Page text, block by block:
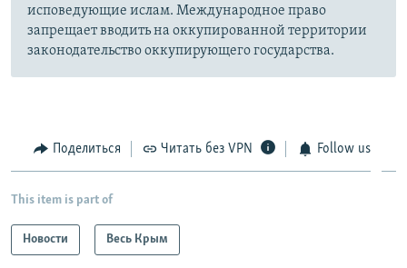
исповедующие ислам. Международное право
запрещает вводить на оккупированной территории
законодательство оккупирующего государства.
Поделиться Читать без VPN Follow us
This item is part of
Новости Весь Крым